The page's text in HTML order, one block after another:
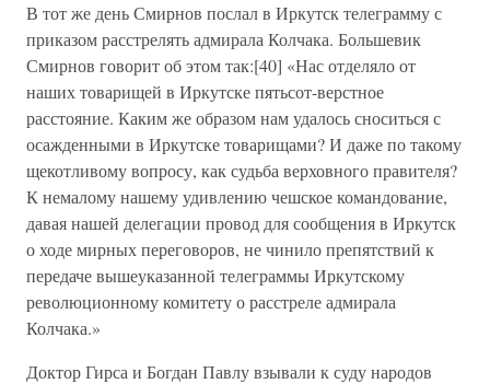
В тот же день Смирнов послал в Иркутск телеграмму с
приказом расстрелять адмирала Колчака. Большевик
Смирнов говорит об этом так:[40] «Нас отделяло от
наших товарищей в Иркутске пятьсот-верстное
расстояние. Каким же образом нам удалось сноситься с
осажденными в Иркутске товарищами? И даже по такому
щекотливому вопросу, как судьба верховного правителя?
К немалому нашему удивлению чешское командование,
давая нашей делегации провод для сообщения в Иркутск
о ходе мирных переговоров, не чинило препятствий к
передаче вышеуказанной телеграммы Иркутскому
революционному комитету о расстреле адмирала
Колчака.»
Доктор Гирса и Богдан Павлу взывали к суду народов